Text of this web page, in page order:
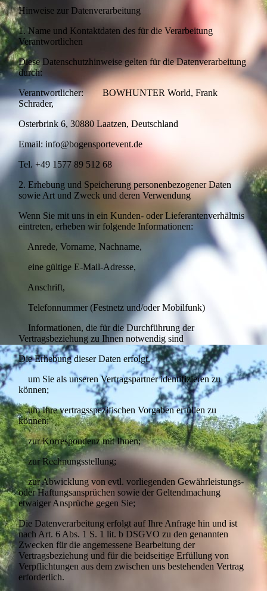
Hinweise zur Datenverarbeitung
1. Name und Kontaktdaten des für die Verarbeitung
Verantwortlichen
Diese Datenschutzhinweise gelten für die Datenverarbeitung
durch:
Verantwortlicher: BOWHUNTER World, Frank
Schrader,
Osterbrink 6, 30880 Laatzen, Deutschland
Email: info@bogensportevent.de
Tel. +49 1577 89 512 68
2. Erhebung und Speicherung personenbezogener Daten
sowie Art und Zweck und deren Verwendung
Wenn Sie mit uns in ein Kunden- oder Lieferantenverhältnis
eintreten, erheben wir folgende Informationen:
Anrede, Vorname, Nachname,
eine gültige E-Mail-Adresse,
Anschrift,
Telefonnummer (Festnetz und/oder Mobilfunk)
Informationen, die für die Durchführung der
Vertragsbeziehung zu Ihnen notwendig sind
Die Erhebung dieser Daten erfolgt,
um Sie als unseren Vertragspartner identifizieren zu
können;
um Ihre vertragsspezifischen Vorgaben erfüllen zu
können;
zur Korrespondenz mit Ihnen;
zur Rechnungsstellung;
zur Abwicklung von evtl. vorliegenden Gewährleistungs-
oder Haftungsansprüchen sowie der Geltendmachung
etwaiger Ansprüche gegen Sie;
Die Datenverarbeitung erfolgt auf Ihre Anfrage hin und ist
nach Art. 6 Abs. 1 S. 1 lit. b DSGVO zu den genannten
Zwecken für die angemessene Bearbeitung der
Vertragsbeziehung und für die beidseitige Erfüllung von
Verpflichtungen aus dem zwischen uns bestehenden Vertrag
erforderlich.